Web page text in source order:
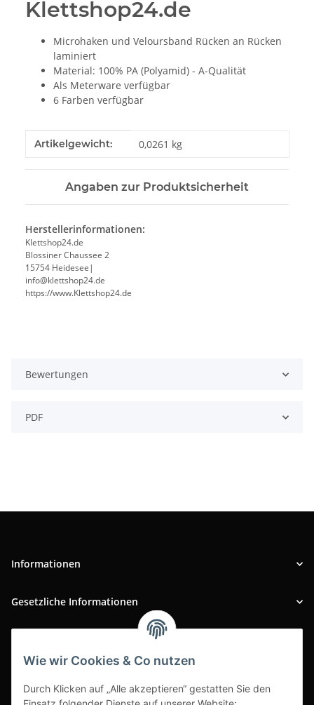
Wie wir Cookies & Co nutzen
Durch Klicken auf „Alle akzeptieren“ gestatten Sie den
Klettshop24.de
Microhaken und Veloursband Rücken an Rücken
laminiert
Material: 100% PA (Polyamid) - A-Qualität
Als Meterware verfügbar
6 Farben verfügbar
Produkteigenschaft
Wert
Artikelgewicht: 0,0261 kg
Angaben zur Produktsicherheit
Herstellerinformationen:
Klettshop24.de
Blossiner Chaussee 2
15754 Heidesee|
info@klettshop24.de
https://www.Klettshop24.de
Bewertungen
PDF
Informationen
Gesetzliche Informationen